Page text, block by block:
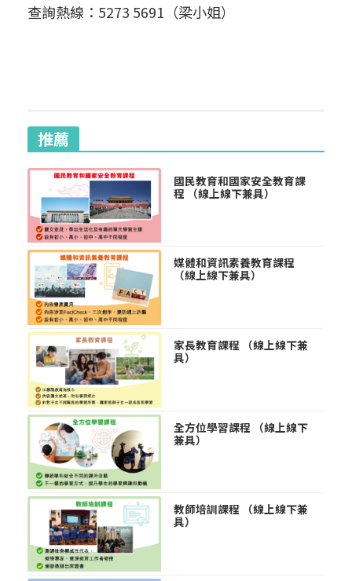
查詢熱線：5273 5691（梁小姐）
推薦
國民教育和國家安全教育課
程 （線上線下兼具）
媒體和資訊素養教育課程
（線上線下兼具）
家長教育課程 （線上線下兼
具）
全方位學習課程 （線上線下
兼具）
教師培訓課程 （線上線下兼
具）